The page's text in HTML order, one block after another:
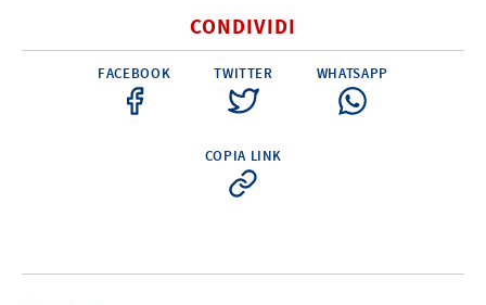
CONDIVIDI
FACEBOOK TWITTER WHATSAPP
COPIA LINK